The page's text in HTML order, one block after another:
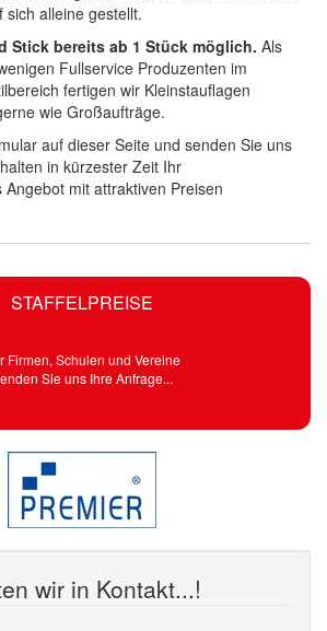
STAFFELPREISE
Firmen, Schulen und Vereine
Sie uns Ihre Anfrage...
wir in Kontakt...!
sich alleine gestellt.
Stick bereits ab 1 Stück möglich. Als
Fullservice Produzenten im
fertigen wir Kleinstauflagen
wie Großaufträge.
auf dieser Seite und senden Sie uns
in kürzester Zeit Ihr
mit attraktiven Preisen